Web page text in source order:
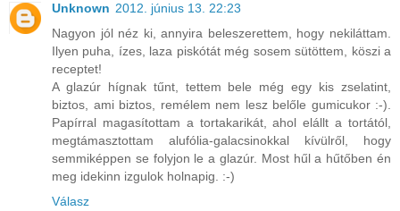
Unknown 2012. június 13. 22:23
Nagyon jól néz ki, annyira beleszerettem, hogy nekiláttam.
Ilyen puha, ízes, laza piskótát még sosem sütöttem, köszi a
receptet!
A glazúr hígnak tűnt, tettem bele még egy kis zselatint,
biztos, ami biztos, remélem nem lesz belőle gumicukor :-).
Papírral magasítottam a tortakarikát, ahol elállt a tortától,
megtámasztottam alufólia-galacsinokkal kívülről, hogy
semmiképpen se folyjon le a glazúr. Most hűl a hűtőben én
meg idekinn izgulok holnapig. :-)
Válasz